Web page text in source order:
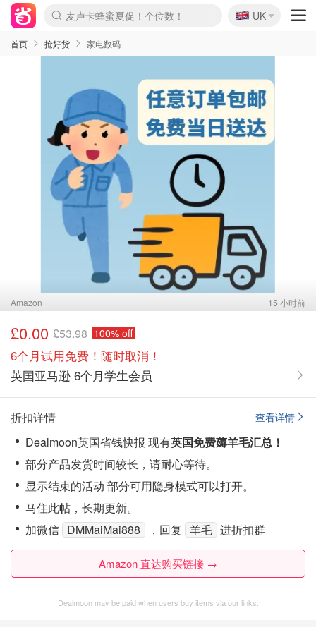
麦卢卡蜂蜜夏促！个位数！
Prada/Miu 4.8折！
啥？必胜客披萨5折！
🇬🇧
UK
首页 抢好货 家电数码
Amazon 15 小时前
£0.00 £53.98 100% off
6个月试用免费！随时取消！
英国亚马逊 6个月学生会员
查看详情
折扣详情
Dealmoon英国省钱快报 现有英国免费薅羊毛汇总！
部分产品发货时间较长，请耐心等待。
显示结束的活动 部分可用隐身模式可以打开。
马住此帖，长期更新。
加微信 DMMaiMai888 ，回复 羊毛 进折扣群
Amazon 直达购买链接 →
Dealmoon may be paid when users buy items via our links.